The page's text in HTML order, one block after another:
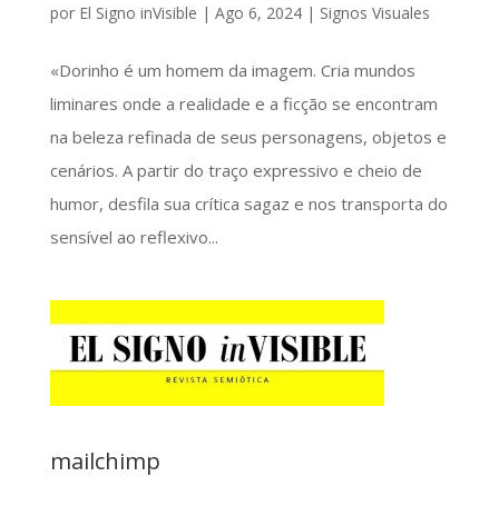
por El Signo inVisible | Ago 6, 2024| Signos Visuales
«Dorinho é um homem da imagem. Cria mundos
liminares onde a realidade e a ficção se encontram
na beleza refinada de seus personagens, objetos e
cenários. A partir do traço expressivo e cheio de
humor, desfila sua crítica sagaz e nos transporta do
sensível ao reflexivo...
mailchimp